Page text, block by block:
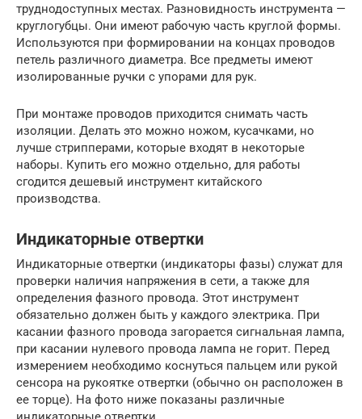
труднодоступных местах. Разновидность инструмента —
круглогубцы. Они имеют рабочую часть круглой формы.
Используются при формировании на концах проводов
петель различного диаметра. Все предметы имеют
изолированные ручки с упорами для рук.
При монтаже проводов приходится снимать часть
изоляции. Делать это можно ножом, кусачками, но
лучше стрипперами, которые входят в некоторые
наборы. Купить его можно отдельно, для работы
сгодится дешевый инструмент китайского
производства.
Индикаторные отвертки
Индикаторные отвертки (индикаторы фазы) служат для
проверки наличия напряжения в сети, а также для
определения фазного провода. Этот инструмент
обязательно должен быть у каждого электрика. При
касании фазного провода загорается сигнальная лампа,
при касании нулевого провода лампа не горит. Перед
измерением необходимо коснуться пальцем или рукой
сенсора на рукоятке отвертки (обычно он расположен в
ее торце). На фото ниже показаны различные